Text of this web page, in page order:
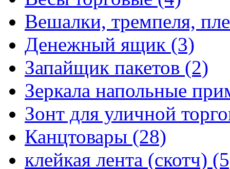
Вешалки, тремпеля,
Денежный ящик (3)
Запайщик пакетов (2)
Зеркала напольные
Зонт для уличной
Канцтовары (28)
клейкая лента (скотч)